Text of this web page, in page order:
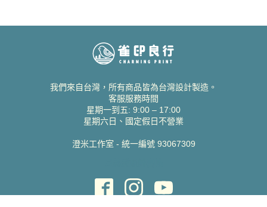
我們來自台灣，所有商品皆為台灣設計製造。
客服服務時間
星期一到五: 9:00 – 17:00
星期六日、國定假日不營業
澄米工作室 - 統一編號 93067309